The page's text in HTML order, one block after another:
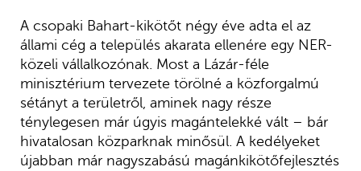
A csopaki Bahart-kikötőt négy éve adta el az
állami cég a település akarata ellenére egy NER-
közeli vállalkozónak. Most a Lázár-féle
minisztérium tervezete törölné a közforgalmú
sétányt a területről, aminek nagy része
ténylegesen már úgyis magántelekké vált – bár
hivatalosan közparknak minősül. A kedélyeket
újabban már nagyszabású magánkikötőfejlesztés